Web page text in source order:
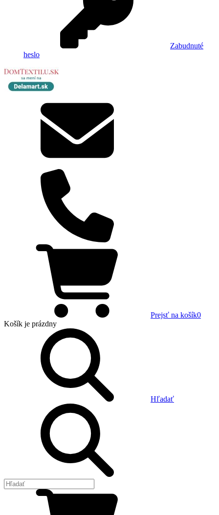
Zabudnuté
heslo
Prejsť na košík0
Košík je prázdny
Hľadať